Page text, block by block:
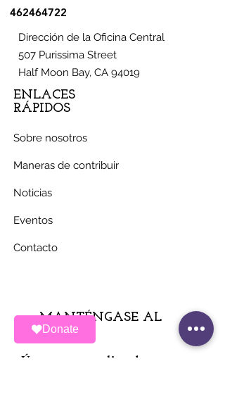
Donate
462464722
Dirección de la Oficina Central
507 Purissima Street
Half Moon Bay, CA 94019
ENLACES
RÁPIDOS
Sobre nosotros
Maneras de contribuir
Noticias
Eventos
Contacto
MANTÉNGASE AL
DÍA
Únete a nuestra lista de correos